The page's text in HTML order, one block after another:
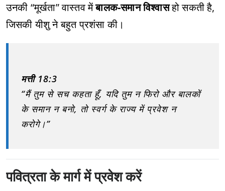
उनकी “मूर्खता” वास्तव मेंबालक-समान विश्वासहो सकती है,
जिसकी यीशु ने बहुत प्रशंसा की।
मत्ती 18:3
“मैं तुम से सच कहता हूँ, यदि तुम न फिरो और बालकों
के समान न बनो, तो स्वर्ग के राज्य में प्रवेश न
करोगे।”
पवित्रता के मार्ग में प्रवेश करें